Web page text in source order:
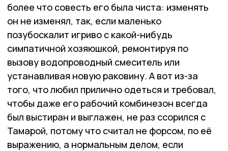
более что совесть его была чиста: изменять
он не изменял, так, если маленько
позубоскалит игриво с какой-нибудь
симпатичной хозяюшкой, ремонтируя по
вызову водопроводный смеситель или
устанавливая новую раковину. А вот из-за
того, что любил прилично одеться и требовал,
чтобы даже его рабочий комбинезон всегда
был выстиран и выглажен, не раз ссорился с
Тамарой, потому что считал не форсом, по её
выражению, а нормальным делом, если